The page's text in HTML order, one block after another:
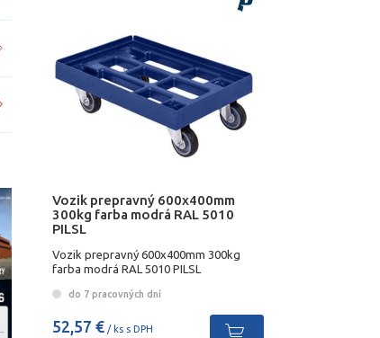
Vozik prepravný 600x400mm
300kg farba modrá RAL 5010
PILSL
Vozik prepravný 600x400mm 300kg
farba modrá RAL 5010 PILSL
do 7 pracovných dní
52,57 € / ks s DPH